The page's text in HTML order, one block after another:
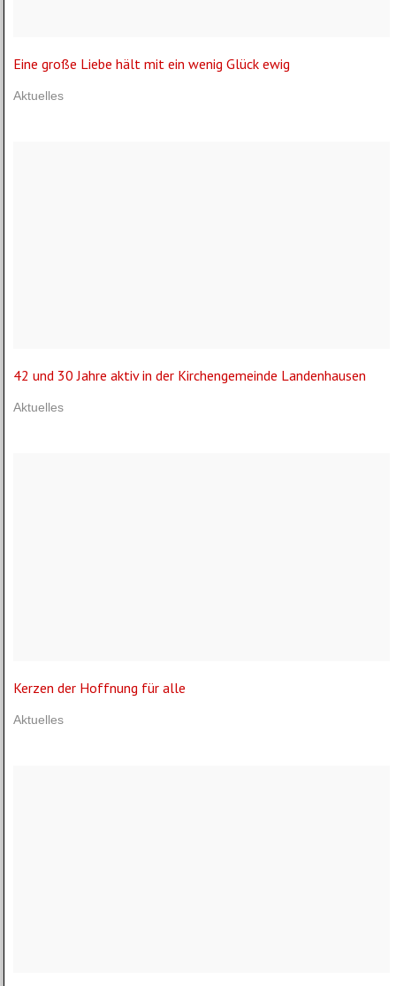
Eine große Liebe hält mit ein wenig Glück ewig
Aktuelles
42 und 30 Jahre aktiv in der Kirchengemeinde Landenhausen
Aktuelles
Kerzen der Hoffnung für alle
Aktuelles